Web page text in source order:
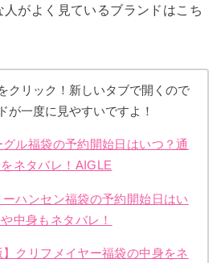
人がよく見ているブランドはこち
クリック！新しいタブで開くので
が一度に見やすいですよ！
グル福袋の予約開始日はいつ？通
ネタバレ！AIGLE
ーハンセン福袋の予約開始日はい
中身もネタバレ！
】クリフメイヤー福袋の中身をネ